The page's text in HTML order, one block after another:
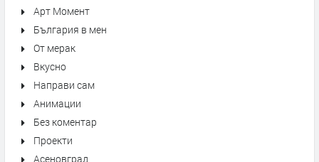
Арт Момент
България в мен
От мерак
Вкусно
Направи сам
Анимации
Без коментар
Проекти
Асеновград